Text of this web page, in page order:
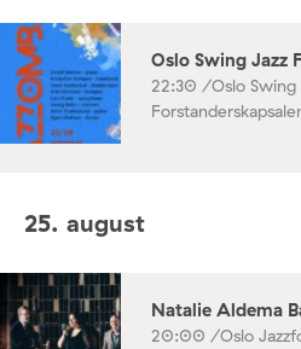
Oslo Swing Jazz
22:30 /Oslo
25. august
Natalie Aldema
20:00 /Oslo